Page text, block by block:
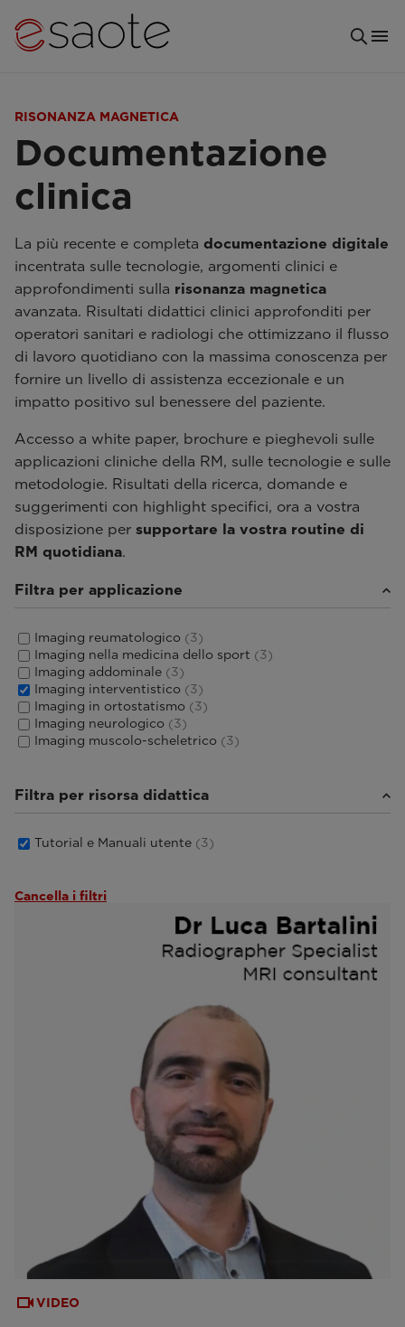
RISONANZA MAGNETICA
Documentazione
clinica
La più recente e completa documentazione digitale
incentrata sulle tecnologie, argomenti clinici e
approfondimenti sulla risonanza magnetica
avanzata. Risultati didattici clinici approfonditi per
operatori sanitari e radiologi che ottimizzano il flusso
di lavoro quotidiano con la massima conoscenza per
fornire un livello di assistenza eccezionale e un
impatto positivo sul benessere del paziente.
Accesso a white paper, brochure e pieghevoli sulle
applicazioni cliniche della RM, sulle tecnologie e sulle
metodologie. Risultati della ricerca, domande e
suggerimenti con highlight specifici, ora a vostra
disposizione per supportare la vostra routine di
RM quotidiana.
Filtra per applicazione
Imaging reumatologico (3)
Imaging nella medicina dello sport (3)
Imaging addominale (3)
Imaging interventistico (3)
Imaging in ortostatismo (3)
Imaging neurologico (3)
Imaging muscolo-scheletrico (3)
Filtra per risorsa didattica
Tutorial e Manuali utente (3)
Cancella i filtri
VIDEO